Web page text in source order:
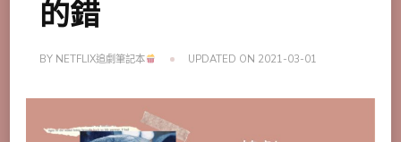
的錯
BY NETFLIX追劇筆記本 UPDATED ON 2021-03-01